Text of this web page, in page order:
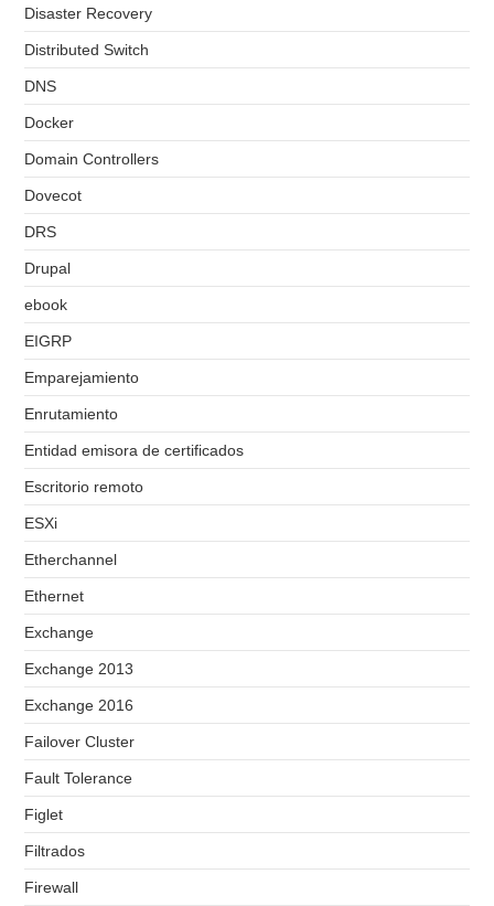
Disaster Recovery
Distributed Switch
DNS
Docker
Domain Controllers
Dovecot
DRS
Drupal
ebook
EIGRP
Emparejamiento
Enrutamiento
Entidad emisora de certificados
Escritorio remoto
ESXi
Etherchannel
Ethernet
Exchange
Exchange 2013
Exchange 2016
Failover Cluster
Fault Tolerance
Figlet
Filtrados
Firewall